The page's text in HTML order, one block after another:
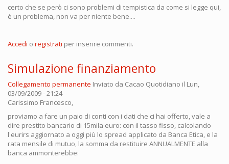
certo che se però ci sono problemi di tempistica da come si legge qui,
è un problema, non va per niente bene....
Accedi o registrati per inserire commenti.
Simulazione finanziamento
Collegamento permanente Inviato da Cacao Quotidiano il Lun,
03/09/2009 - 21:24
Carissimo Francesco,
proviamo a fare un paio di conti con i dati che ci hai offerto, vale a
dire prestito bancario di 15mila euro: con il tasso fisso, calcolando
l'eurirs aggiornato a oggi più lo spread applicato da Banca Etica, e la
rata mensile di mutuo, la somma da restituire ANNUALMENTE alla
banca ammonterebbe: